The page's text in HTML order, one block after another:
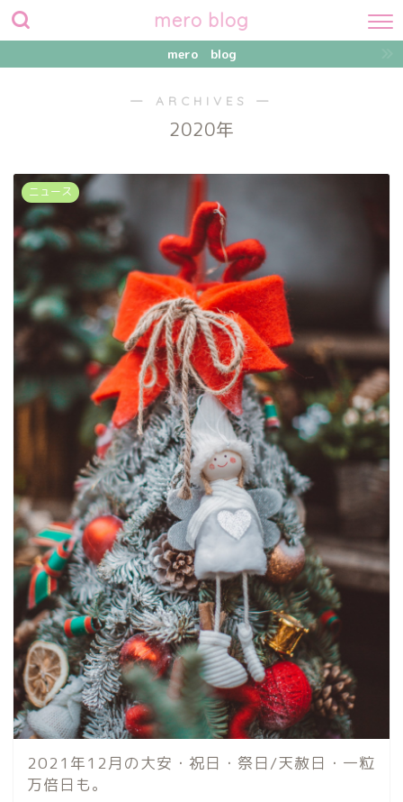
mero blog
mero blog
― ARCHIVES ―
2020年
ニュース
2021年12月の大安・祝日・祭日/天赦日・一粒
万倍日も。